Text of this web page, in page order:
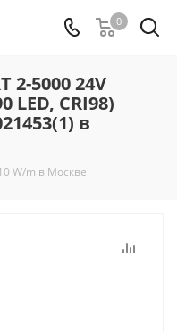
0
2-5000 24V
LED, CRI98)
в
W/m в Москве